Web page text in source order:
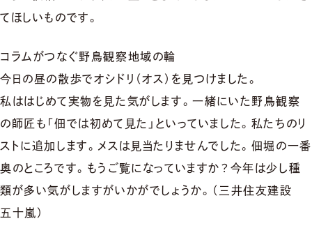
てほしいものです。
コラムがつなぐ野鳥観察地域の輪
今日の昼の散歩でオシドリ（オス）を見つけました。
私ははじめて実物を見た気がします。一緒にいた野鳥観察
の師匠も「佃では初めて見た」といっていました。私たちのリ
ストに追加します。メスは見当たりませんでした。佃堀の一番
奥のところです。もうご覧になっていますか？今年は少し種
類が多い気がしますがいかがでしょうか。（三井住友建設
五十嵐）